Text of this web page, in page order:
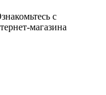
с
магазина